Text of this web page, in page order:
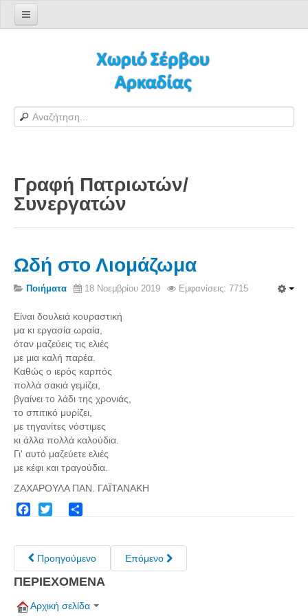
Φόρμα εγγραφής χρήστη
H Ιστοσελίδα μας
Αράπηδες
Αξιοθέατα
Σέρβου και Δήμος Γορτυνίας
Σερβαίοι
Σερβαίοι Συγγραφείς/Λογoτέχνες
Σερβαίοι Καλλιτέχνες
Γραφή Πατριωτών/Συνεργατών
Σερβαίοι Αγωνιστές/Πεσόντες
Σερβαίοι για το Σέρβου
Σύνδεσμος Σερβαίων
Εφημερίδα Αρτοζήνος
Ηλεκτρονική έκδοση Αρτοζήνου
Θέματα και δράσεις Συνδέσμου
Ανακοινώσεις
Χάρτης του Site (Sitemap)
Επικοινωνία
Τα Νέα
Γραφή Πατριωτών/
Συνεργατών
Ωδή στο Λιομάζωμα
Ποιήματα 18 Νοεμβρίου 2019 Εμφανίσεις: 7715
Είναι δουλειά κουραστική
μα κι εργασία ωραία,
όταν μαζεύεις τις ελιές
με μια καλή παρέα.
Καθώς ο ιερός καρπός
πολλά σακιά γεμίζει,
βγαίνει το λάδι της χρονιάς,
το σπιτικό μυρίζει,
με τηγανίτες νόστιμες
κι άλλα πολλά καλούδια.
Γι' αυτό μαζεύετε ελιές
με κέφι και τραγούδια.
ΖΑΧΑΡΟΥΛΑ ΠΑΝ. ΓΑΪΤΑΝΑΚΗ
Προηγούμενο Επόμενο
ΠΕΡΙΕΧΟΜΕΝΑ
Αρχική σελίδα